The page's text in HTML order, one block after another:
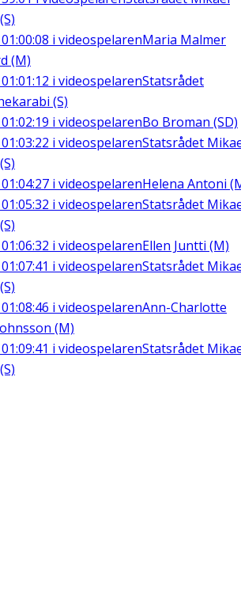
01:00:08 i videospelarenMaria Malmer
(M)
01:01:12 i videospelarenStatsrådet
(S)
01:02:19 i videospelarenBo Broman (SD)
01:03:22 i videospelarenStatsrådet
01:04:27 i videospelarenHelena Antoni
01:05:32 i videospelarenStatsrådet
01:06:32 i videospelarenEllen Juntti (M)
01:07:41 i videospelarenStatsrådet
01:08:46 i videospelarenAnn-Charlotte
(M)
01:09:41 i videospelarenStatsrådet